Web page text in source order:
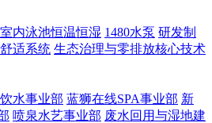
室内泳池恒温恒湿 1480水泵 研发制
适系统 生态治理与零排放核心技术
水事业部 蓝狮在线SPA事业部 新
喷泉水艺事业部 废水回用与湿地建